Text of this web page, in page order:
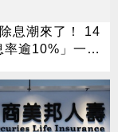
息潮來了！ 14
率逾10%」一次